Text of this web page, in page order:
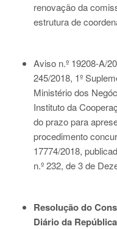
renovação da
estrutura de
Aviso n.º 19208-A/
245/2018, 1º
Ministério dos
Instituto da
do prazo para
procedimento
17774/2018,
n.º 232, de 3 de
Resolução do
Diário da República